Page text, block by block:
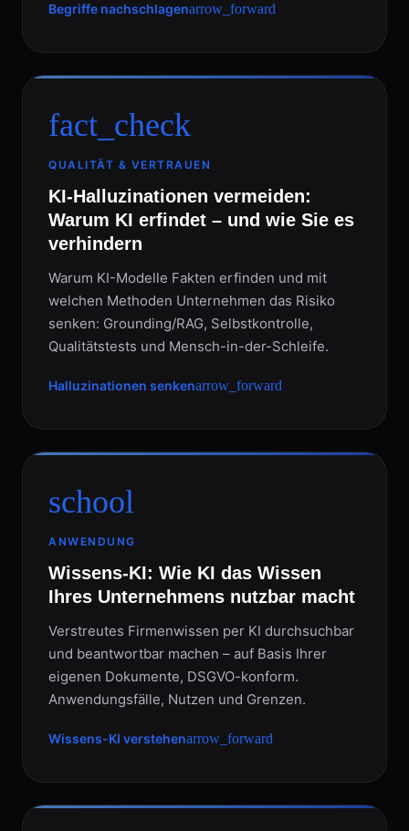
Begriffe nachschlagenarrow_forward
fact_check
QUALITÄT & VERTRAUEN
KI-Halluzinationen vermeiden:
Warum KI erfindet – und wie Sie es
verhindern
Warum KI-Modelle Fakten erfinden und mit
welchen Methoden Unternehmen das Risiko
senken: Grounding/RAG, Selbstkontrolle,
Qualitätstests und Mensch-in-der-Schleife.
Halluzinationen senkenarrow_forward
school
ANWENDUNG
Wissens-KI: Wie KI das Wissen
Ihres Unternehmens nutzbar macht
Verstreutes Firmenwissen per KI durchsuchbar
und beantwortbar machen – auf Basis Ihrer
eigenen Dokumente, DSGVO-konform.
Anwendungsfälle, Nutzen und Grenzen.
Wissens-KI verstehenarrow_forward